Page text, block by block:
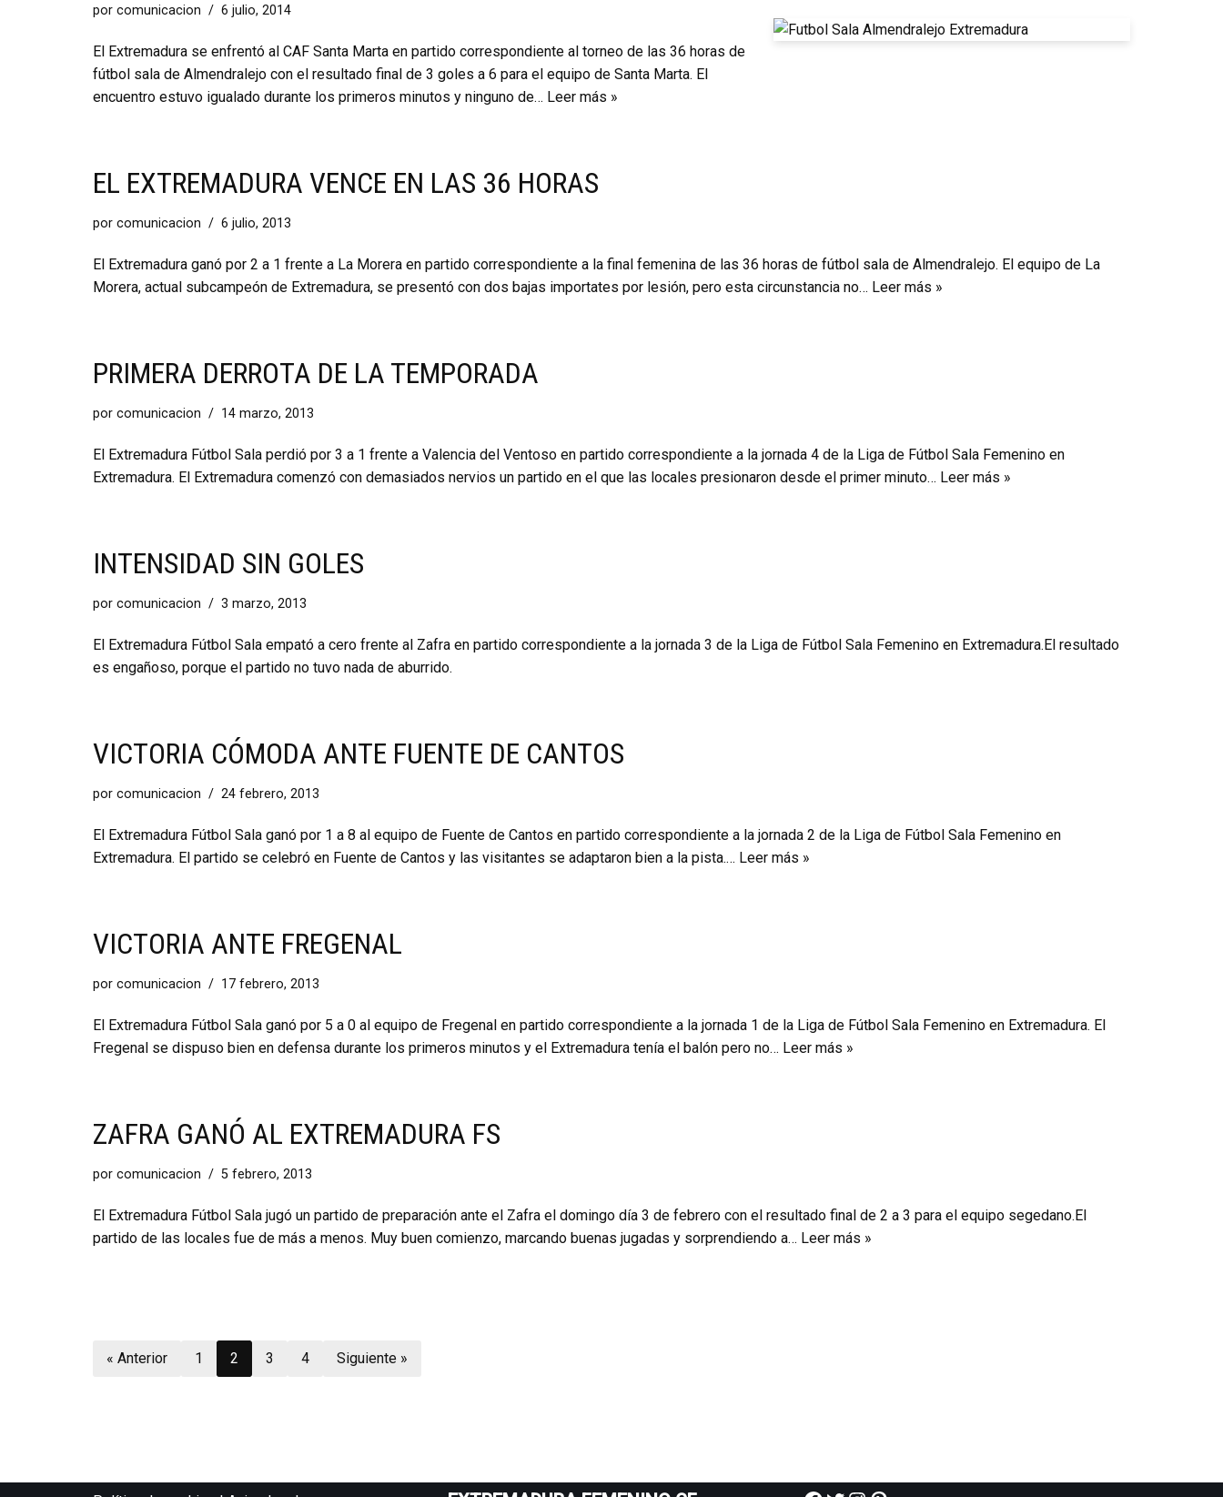
por comunicacion 6 julio, 2014
El Extremadura se enfrentó al CAF Santa Marta en partido correspondiente al torneo de las 36 horas de
fútbol sala de Almendralejo con el resultado final de 3 goles a 6 para el equipo de Santa Marta. El
encuentro estuvo igualado durante los primeros minutos y ninguno de… Leer más »
EL EXTREMADURA VENCE EN LAS 36 HORAS
por comunicacion 6 julio, 2013
El Extremadura ganó por 2 a 1 frente a La Morera en partido correspondiente a la final femenina de las 36 horas de fútbol sala de Almendralejo. El equipo de La
Morera, actual subcampeón de Extremadura, se presentó con dos bajas importates por lesión, pero esta circunstancia no… Leer más »
PRIMERA DERROTA DE LA TEMPORADA
por comunicacion 14 marzo, 2013
El Extremadura Fútbol Sala perdió por 3 a 1 frente a Valencia del Ventoso en partido correspondiente a la jornada 4 de la Liga de Fútbol Sala Femenino en
Extremadura. El Extremadura comenzó con demasiados nervios un partido en el que las locales presionaron desde el primer minuto… Leer más »
INTENSIDAD SIN GOLES
por comunicacion 3 marzo, 2013
El Extremadura Fútbol Sala empató a cero frente al Zafra en partido correspondiente a la jornada 3 de la Liga de Fútbol Sala Femenino en Extremadura.El resultado
es engañoso, porque el partido no tuvo nada de aburrido.
VICTORIA CÓMODA ANTE FUENTE DE CANTOS
por comunicacion 24 febrero, 2013
El Extremadura Fútbol Sala ganó por 1 a 8 al equipo de Fuente de Cantos en partido correspondiente a la jornada 2 de la Liga de Fútbol Sala Femenino en
Extremadura. El partido se celebró en Fuente de Cantos y las visitantes se adaptaron bien a la pista.… Leer más »
VICTORIA ANTE FREGENAL
por comunicacion 17 febrero, 2013
El Extremadura Fútbol Sala ganó por 5 a 0 al equipo de Fregenal en partido correspondiente a la jornada 1 de la Liga de Fútbol Sala Femenino en Extremadura. El
Fregenal se dispuso bien en defensa durante los primeros minutos y el Extremadura tenía el balón pero no… Leer más »
ZAFRA GANÓ AL EXTREMADURA FS
por comunicacion 5 febrero, 2013
El Extremadura Fútbol Sala jugó un partido de preparación ante el Zafra el domingo día 3 de febrero con el resultado final de 2 a 3 para el equipo segedano.El
partido de las locales fue de más a menos. Muy buen comienzo, marcando buenas jugadas y sorprendiendo a… Leer más »
« Anterior 1 2 3 4 Siguiente »